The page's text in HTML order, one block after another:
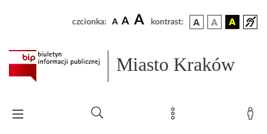
czcionka: A A A kontrast:
Miasto Kraków